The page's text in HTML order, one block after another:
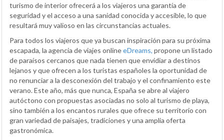
turismo de interior ofrecerá a los viajeros una garantía de
seguridad y el acceso a una sanidad conocida y accesible, lo que
resultará muy valioso en las circunstancias actuales.
Para todos los viajeros que ya buscan inspiración para su próxima
escapada, la agencia de viajes onlineeDreams, propone un listado
de paraísos cercanos que nada tienen que envidiar a destinos
lejanos y que ofrecen a los turistas españoles la oportunidad de
no renunciar a la desconexión del trabajo y el confinamiento este
verano. Este año, más que nunca, España se abre al viajero
autóctono con propuestas asociadas no solo al turismo de playa,
sino también a los encantos rurales que ofrece su territorio con
gran variedad de paisajes, tradiciones y una amplia oferta
gastronómica.